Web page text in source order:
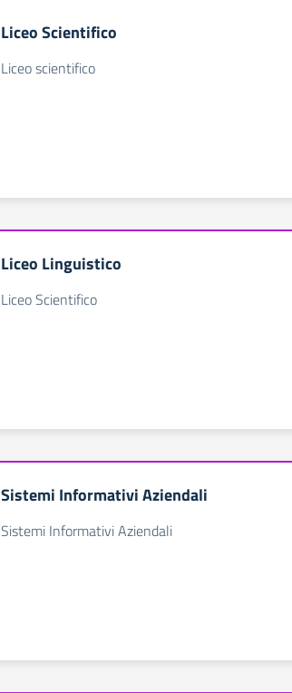
Liceo Scientifico
Liceo scientifico
Liceo Linguistico
Liceo Scientifico
Sistemi Informativi Aziendali
Sistemi Informativi Aziendali